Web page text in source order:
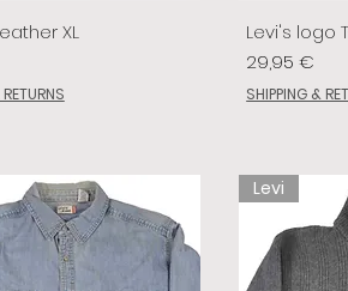
XL
Levi's logo
Prix
29,95 €
SHIPPING &
Levi